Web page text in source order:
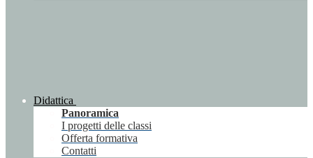
Didattica
Panoramica
I progetti delle classi
Offerta formativa
Contatti